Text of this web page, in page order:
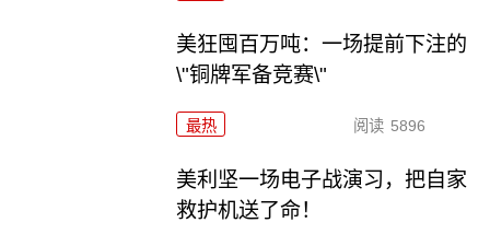
美狂囤百万吨：一场提前下注的
\"铜牌军备竞赛\"
最热 阅读 5896
美利坚一场电子战演习，把自家
救护机送了命！